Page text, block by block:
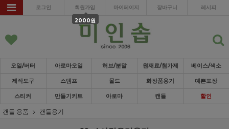
로그인 회원가입
2000원
마이페이지 장바구니 레시피
오일/버터 아로마오일 허브/분말 원재료/첨가제 베이스/색소
제작도구 스템프 몰드 화장품용기 예쁜포장
스티커 만들기키트 아로마 캔들 할인
캔들 용품 캔들용기